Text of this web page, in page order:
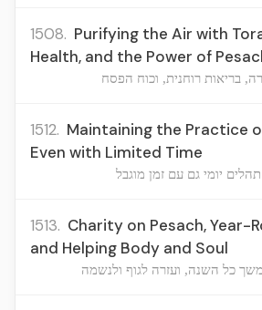
1508. Purifying the Air with
Health, and the Power of
בריאות רוחנית, וכוח הפסח
1512. Maintaining the Practice
Even with Limited Time
יומי גם עם זמן מוגבל
1513. Charity on Pesach, Year-
and Helping Body and Soul
כל השנה, ועזרה לגוף ולנשמה